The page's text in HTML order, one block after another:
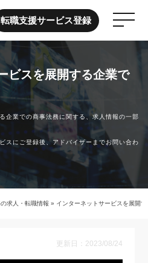
転職支援サービス登録
ビスを展開する企業で
企業での商事法務に関する、求人情報の一部
スにご登録後、アドバイザーまでお問い合わ
求人・転職情報 » インターネットサービスを展開
更新日：2023/08/24